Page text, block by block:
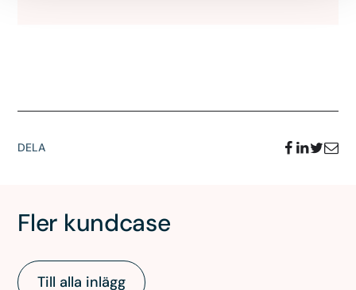
DELA
Fler kundcase
Till alla inlägg